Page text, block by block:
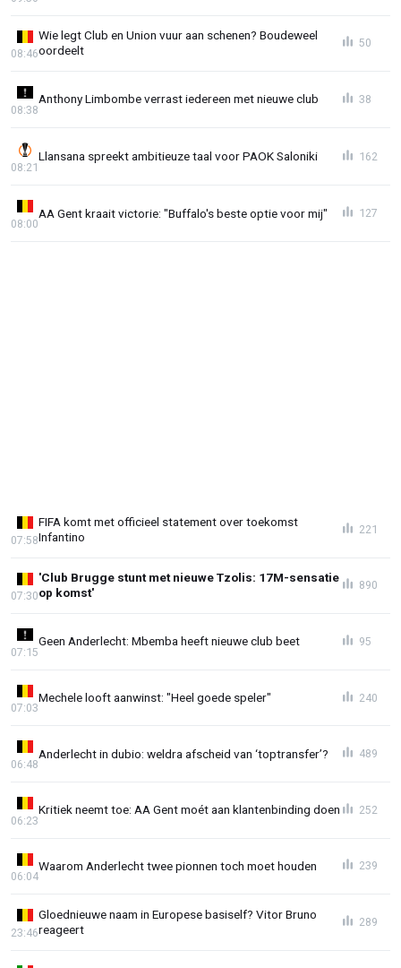
Wie legt Club en Union vuur aan schenen? Boudeweel
oordeelt
08:46
50
Anthony Limbombe verrast iedereen met nieuwe club
08:38
38
Llansana spreekt ambitieuze taal voor PAOK Saloniki
08:21
162
AA Gent kraait victorie: "Buffalo's beste optie voor mij"
08:00
127
FIFA komt met officieel statement over toekomst
Infantino
07:58
221
'Club Brugge stunt met nieuwe Tzolis: 17M-sensatie
op komst'
07:30
890
Geen Anderlecht: Mbemba heeft nieuwe club beet
07:15
95
Mechele looft aanwinst: "Heel goede speler"
07:03
240
Anderlecht in dubio: weldra afscheid van ‘toptransfer’?
06:48
489
Kritiek neemt toe: AA Gent moét aan klantenbinding doen
06:23
252
Waarom Anderlecht twee pionnen toch moet houden
06:04
239
Gloednieuwe naam in Europese basiself? Vitor Bruno
reageert
23:46
289